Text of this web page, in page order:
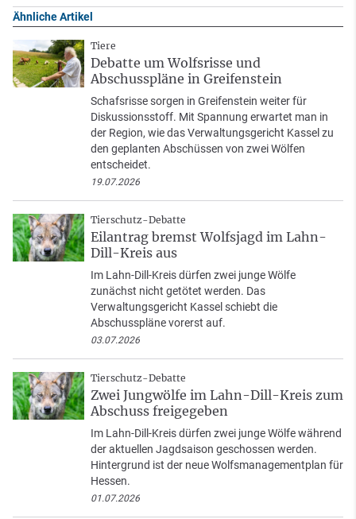
Ähnliche Artikel
Tiere
Debatte um Wolfsrisse und
Abschusspläne in Greifenstein
Schafsrisse sorgen in Greifenstein weiter für
Diskussionsstoff. Mit Spannung erwartet man in
der Region, wie das Verwaltungsgericht Kassel zu
den geplanten Abschüssen von zwei Wölfen
entscheidet.
19.07.2026
Tierschutz-Debatte
Eilantrag bremst Wolfsjagd im Lahn-
Dill-Kreis aus
Im Lahn-Dill-Kreis dürfen zwei junge Wölfe
zunächst nicht getötet werden. Das
Verwaltungsgericht Kassel schiebt die
Abschusspläne vorerst auf.
03.07.2026
Tierschutz-Debatte
Zwei Jungwölfe im Lahn-Dill-Kreis zum
Abschuss freigegeben
Im Lahn-Dill-Kreis dürfen zwei junge Wölfe während
der aktuellen Jagdsaison geschossen werden.
Hintergrund ist der neue Wolfsmanagementplan für
Hessen.
01.07.2026